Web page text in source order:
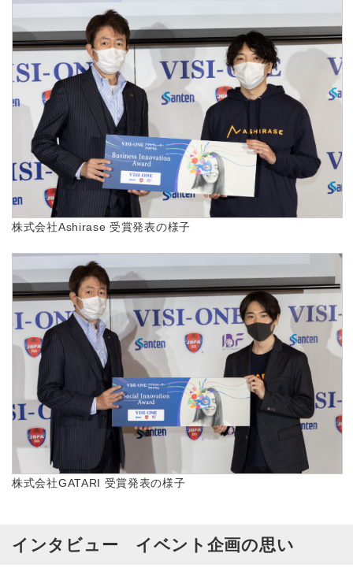
株式会社Ashirase 受賞発表の様子
株式会社GATARI 受賞発表の様子
インタビュー イベント企画の思い